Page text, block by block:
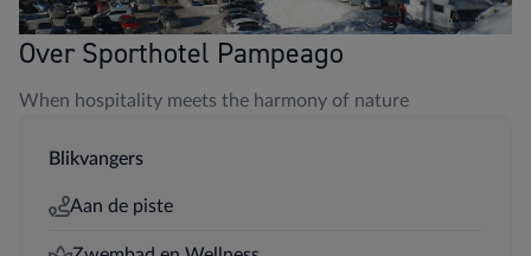
Over Sporthotel Pampeago
When hospitality meets the harmony of nature
Blikvangers
Aan de piste